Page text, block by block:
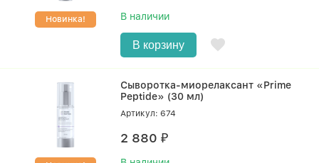
Новинка! В наличии
В корзину
Сыворотка-миорелаксант «Prime
Peptide» (30 мл)
Артикул: 674
2 880₽